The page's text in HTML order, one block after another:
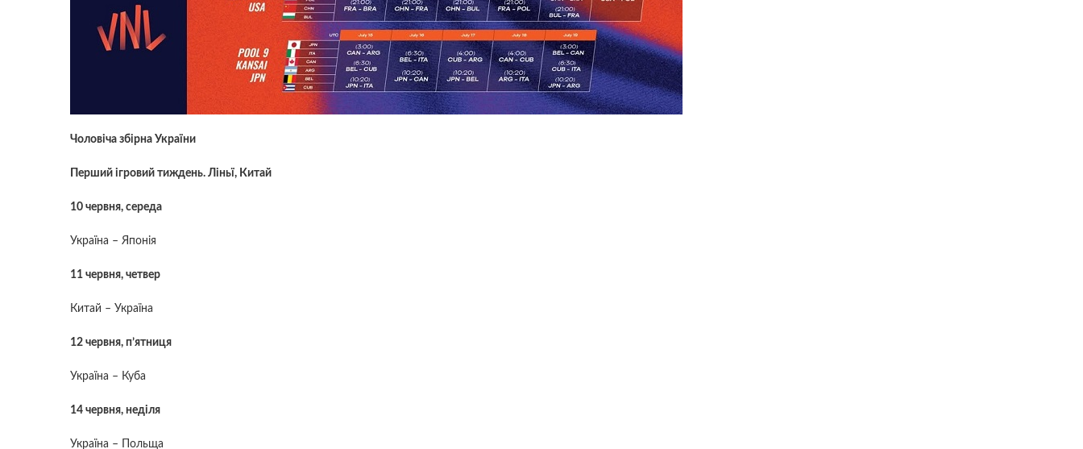
Чоловіча збірна України
Перший ігровий тиждень. Ліньї, Китай
10 червня, середа
Україна – Японія
11 червня, четвер
Китай – Україна
12 червня, п’ятниця
Україна – Куба
14 червня, неділя
Україна – Польща